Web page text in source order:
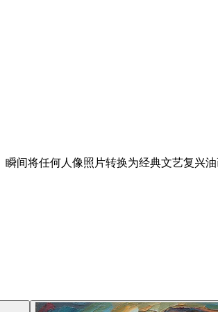
间将任何人像照片转换为经典文艺复兴